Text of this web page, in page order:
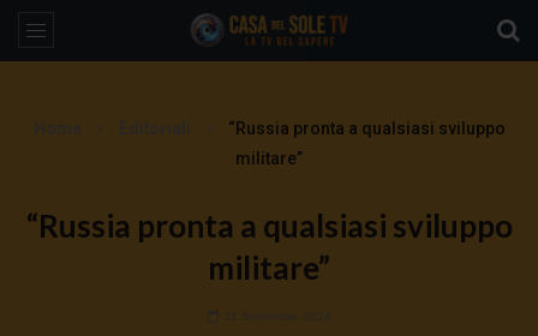
“Russia pronta a qualsiasi sviluppo
militare”
“Russia pronta a qualsiasi sviluppo
militare”